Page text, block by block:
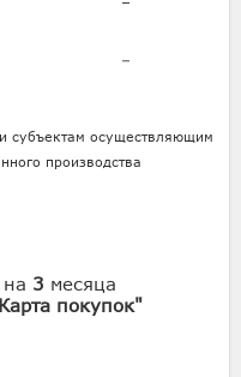
субъектам осуществляющим
производства
на 3 месяца
покупок"